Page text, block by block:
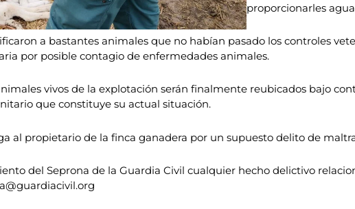
proporcionarles
a bastantes animales que no habían pasado los controles
por posible contagio de enfermedades animales.
vivos de la explotación serán finalmente reubicados bajo
que constituye su actual situación.
al propietario de la finca ganadera por un supuesto delito de
del Seprona de la Guardia Civil cualquier hecho delictivo